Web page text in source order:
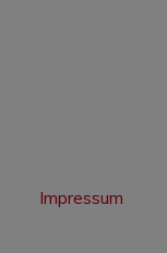
Impressum